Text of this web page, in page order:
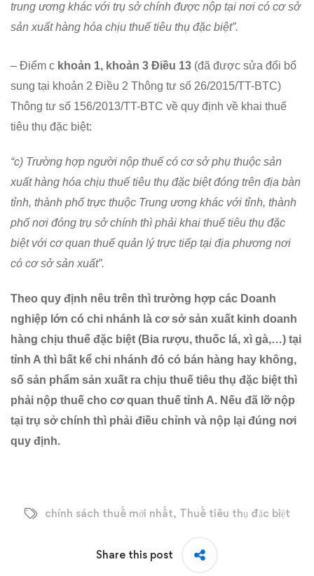
trung ương khác với trụ sở chính được nộp tại nơi có cơ sở
sản xuất hàng hóa chịu thuế tiêu thụ đặc biệt”.
– Điểm c khoản 1, khoản 3 Điều 13 (đã được sửa đổi bổ
sung tại khoản 2 Điều 2 Thông tư số 26/2015/TT-BTC)
Thông tư số 156/2013/TT-BTC về quy định về khai thuế
tiêu thụ đặc biệt:
“c) Trường hợp người nộp thuế có cơ sở phụ thuộc sản
xuất hàng hóa chịu thuế tiêu thụ đặc biệt đóng trên địa bàn
tỉnh, thành phố trực thuộc Trung ương khác với tỉnh, thành
phố nơi đóng trụ sở chính thì phải khai thuế tiêu thụ đặc
biệt với cơ quan thuế quản lý trực tiếp tại địa phương nơi
có cơ sở sản xuất”.
Theo quy định nêu trên thì trường hợp các Doanh
nghiệp lớn có chi nhánh là cơ sở sản xuất kinh doanh
hàng chịu thuế đặc biệt (Bia rượu, thuốc lá, xì gà,…) tại
tỉnh A thì bất kể chi nhánh đó có bán hàng hay không,
số sản phẩm sản xuất ra chịu thuế tiêu thụ đặc biệt thì
phải nộp thuế cho cơ quan thuế tỉnh A. Nếu đã lỡ nộp
tại trụ sở chính thì phải điều chỉnh và nộp lại đúng nơi
quy định.
chính sách thuế mới nhất, Thuế tiêu thụ đặc biệt
Share this post